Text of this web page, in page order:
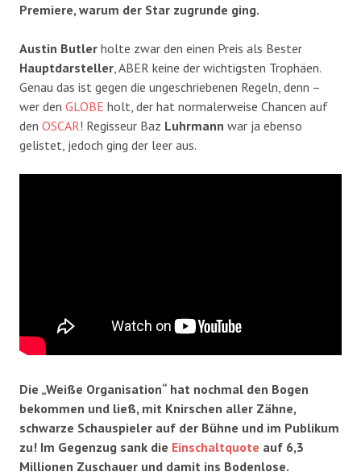
Premiere, warum der Star zugrunde ging.
Austin Butler holte zwar den einen Preis als Bester
Hauptdarsteller, ABER keine der wichtigsten Trophäen.
Genau das ist gegen die ungeschriebenen Regeln, denn –
wer den GLOBE holt, der hat normalerweise Chancen auf
den OSCAR! Regisseur Baz Luhrmann war ja ebenso
gelistet, jedoch ging der leer aus.
Die „Weiße Organisation“ hat nochmal den Bogen
bekommen und ließ, mit Knirschen aller Zähne,
schwarze Schauspieler auf der Bühne und im Publikum
zu! Im Gegenzug sank die Einschaltquote auf 6,3
Millionen Zuschauer und damit ins Bodenlose.